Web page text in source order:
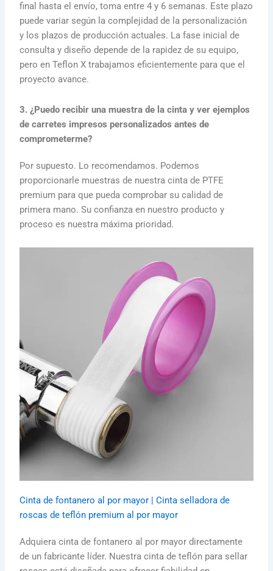
final hasta el envío, toma entre 4 y 6 semanas. Este plazo
puede variar según la complejidad de la personalización
y los plazos de producción actuales. La fase inicial de
consulta y diseño depende de la rapidez de su equipo,
pero en Teflon X trabajamos eficientemente para que el
proyecto avance.
3. ¿Puedo recibir una muestra de la cinta y ver ejemplos
de carretes impresos personalizados antes de
comprometerme?
Por supuesto. Lo recomendamos. Podemos
proporcionarle muestras de nuestra cinta de PTFE
premium para que pueda comprobar su calidad de
primera mano. Su confianza en nuestro producto y
proceso es nuestra máxima prioridad.
Cinta de fontanero al por mayor | Cinta selladora de
roscas de teflón premium al por mayor
Adquiera cinta de fontanero al por mayor directamente
de un fabricante líder. Nuestra cinta de teflón para sellar